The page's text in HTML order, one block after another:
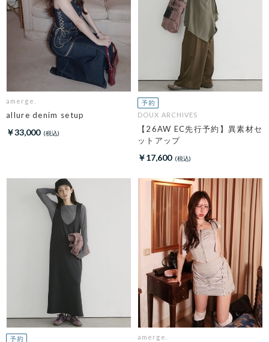
amerge.
allure denim setup
￥33,000
DOUX ARCHIVES
【26AW EC先行予約】異素材セ
ットアップ
￥17,600
amerge.